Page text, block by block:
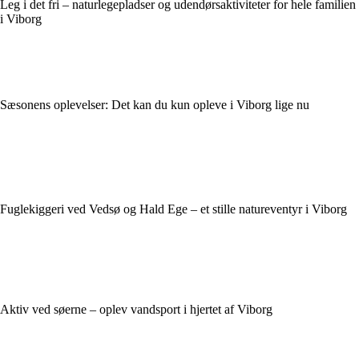
Leg i det fri – naturlegepladser og udendørsaktiviteter for hele familien
i Viborg
Sæsonens oplevelser: Det kan du kun opleve i Viborg lige nu
Fuglekiggeri ved Vedsø og Hald Ege – et stille natur­eventyr i Viborg
Aktiv ved søerne – oplev vandsport i hjertet af Viborg